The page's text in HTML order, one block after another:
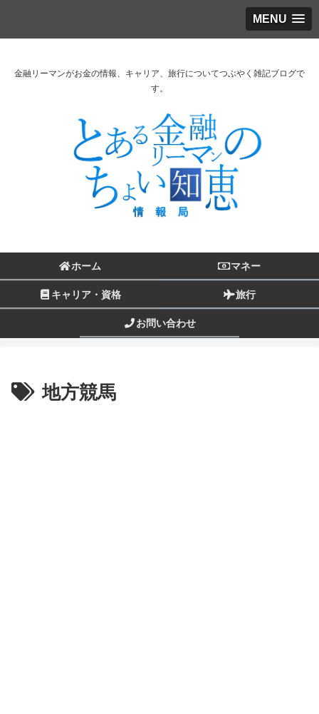
MENU
金融リーマンがお金の情報、キャリア、旅行についてつぶやく雑記ブログで
す。
ホーム マネー
キャリア・資格 旅行
お問い合わせ
地方競馬